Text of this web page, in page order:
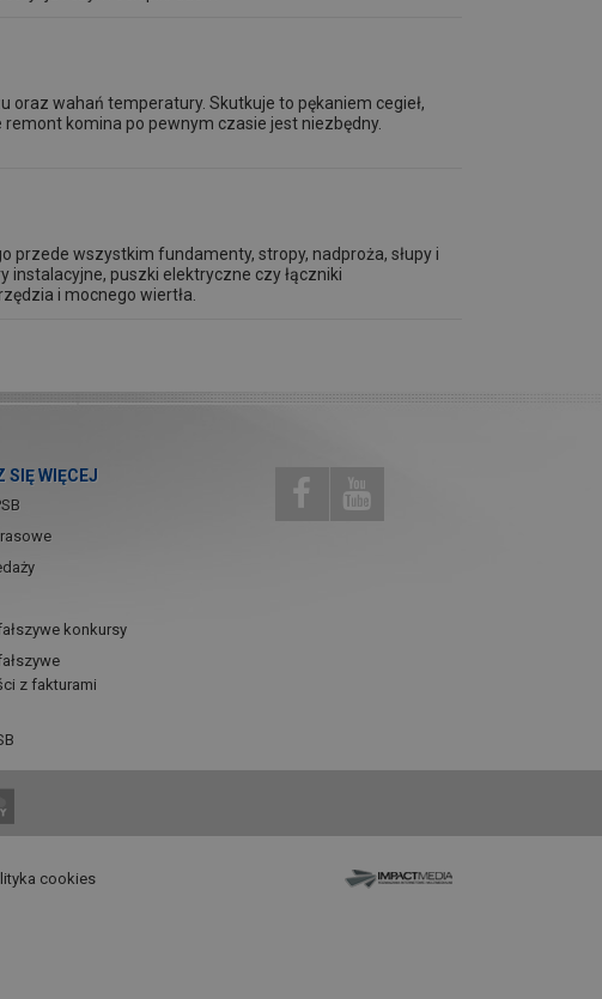
oraz wahań temperatury. Skutkuje to pękaniem cegieł,
komina po pewnym czasie jest niezbędny.
przede wszystkim fundamenty, stropy, nadproża, słupy i
instalacyjne, puszki elektryczne czy łączniki
i mocnego wiertła.
SIĘ WIĘCEJ
konkursy
z fakturami
cookies